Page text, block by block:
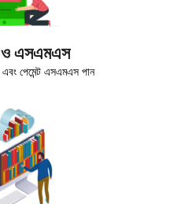
ও এসএমএস
পেমেন্ট এসএমএস পান